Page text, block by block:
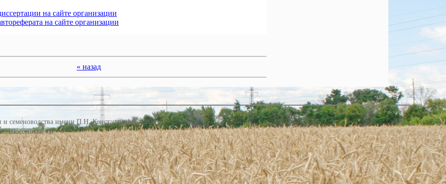
на сайте организации
на сайте организации
« назад
и семеноводства имени П.Н. Константинова, 2008
Шоссейная, 76